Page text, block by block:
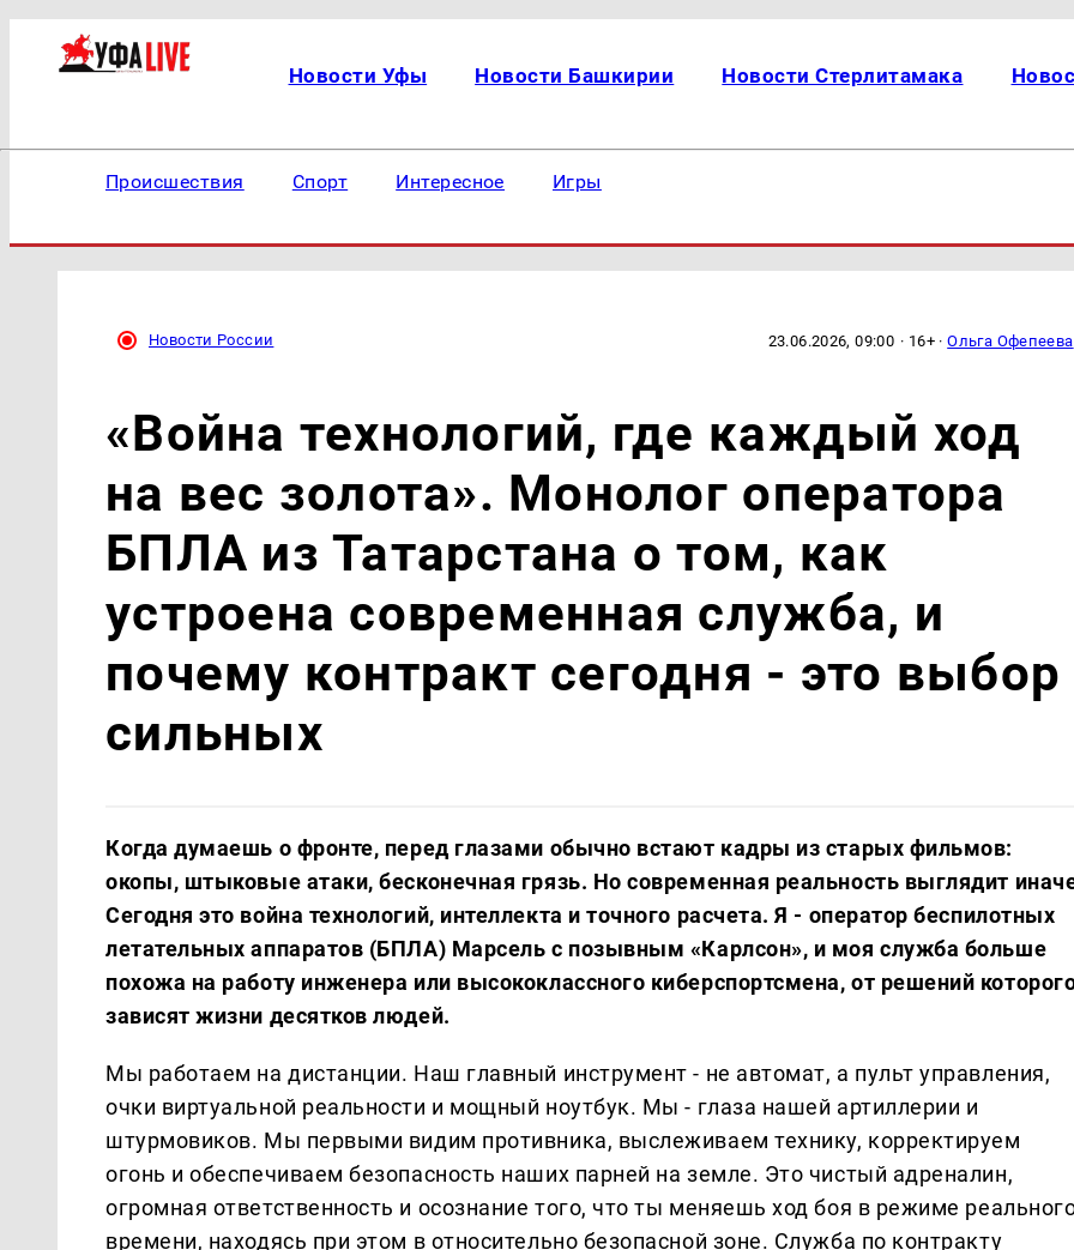
Новости Уфы Новости Башкирии Новости Стерлитамака
Происшествия Спорт Интересное Игры
Новости России 23.06.2026, 09:00 · 16+ ·Ольга Офепеева
«Война технологий, где каждый ход
на вес золота». Монолог оператора
БПЛА из Татарстана о том, как
устроена современная служба, и
почему контракт сегодня - это выбор
сильных
Когда думаешь о фронте, перед глазами обычно встают кадры из старых фильмов:
окопы, штыковые атаки, бесконечная грязь. Но современная реальность выглядит
Сегодня это война технологий, интеллекта и точного расчета. Я - оператор беспилотных
летательных аппаратов (БПЛА) Марсель с позывным «Карлсон», и моя служба больше
похожа на работу инженера или высококлассного киберспортсмена, от решений
зависят жизни десятков людей.
Мы работаем на дистанции. Наш главный инструмент - не автомат, а пульт управления,
очки виртуальной реальности и мощный ноутбук. Мы - глаза нашей артиллерии и
штурмовиков. Мы первыми видим противника, выслеживаем технику, корректируем
огонь и обеспечиваем безопасность наших парней на земле. Это чистый адреналин,
огромная ответственность и осознание того, что ты меняешь ход боя в режиме
времени, находясь при этом в относительно безопасной зоне. Служба по контракту